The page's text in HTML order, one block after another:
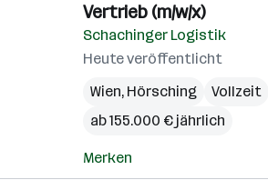
Vertrieb (m/w/x)
Schachinger Logistik
Heute veröffentlicht
Wien, Hörsching Vollzeit
ab 155.000 € jährlich
Merken